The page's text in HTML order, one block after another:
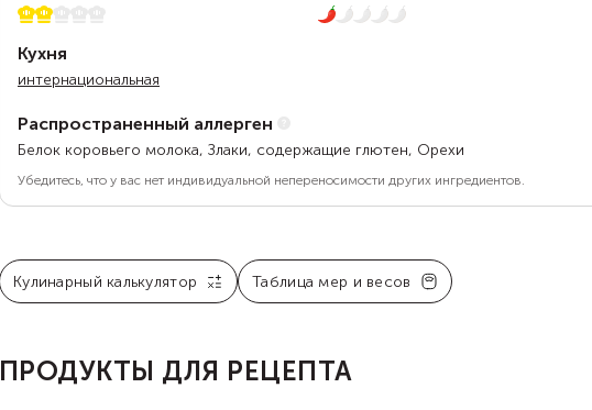
2 из 5
1 из 5
Кухня
интернациональная
Распространенный аллерген
Белок коровьего молока, Злаки, содержащие глютен, Орехи
Убедитесь, что у вас нет индивидуальной непереносимости других ингредиентов.
Кулинарный калькулятор Таблица мер и весов
ПРОДУКТЫ ДЛЯ РЕЦЕПТА